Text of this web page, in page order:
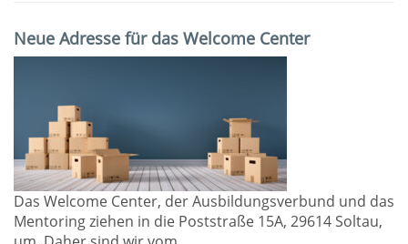
Neue Adresse für das Welcome Center
Das Welcome Center, der Ausbildungsverbund und das
Mentoring ziehen in die Poststraße 15A, 29614 Soltau,